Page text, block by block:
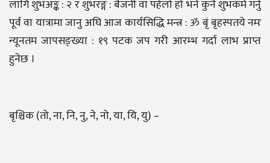
लागि शुभअङ्क : २ र शुभरङ्ग : बैजनी वा पहेंलो हो भने कुनै शुभकर्म गर्नु
पूर्व वा यात्रामा जानु अघि आज कार्यसिद्धि मन्त्र : ॐ बृं बृहस्पतये नमः
न्यूनतम जापसङ्ख्या : १९ पटक जप गरी आरम्भ गर्दा लाभ प्राप्त
हुनेछ ।
बृश्चिक (तो, ना, नि, नु, ने, नो, या, यि, यु) –